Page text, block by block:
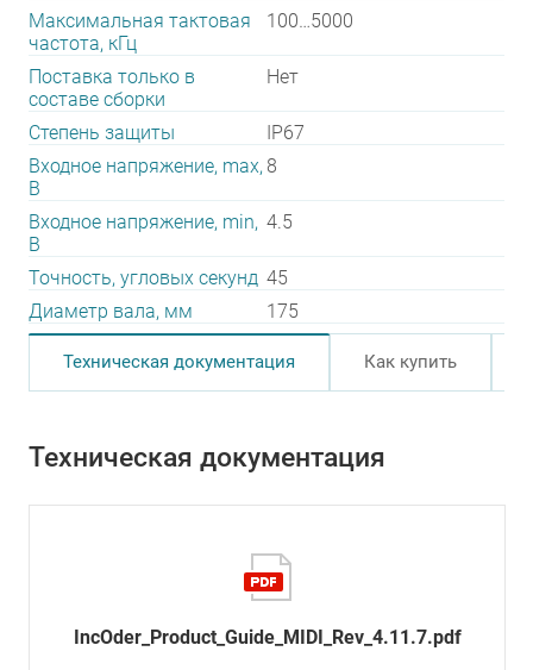
Максимальная тактовая
частота, кГц
100…5000
Поставка только в
составе сборки
Нет
Степень защиты
IP67
Входное напряжение, max,
В
8
Входное напряжение, min,
В
4.5
Точность, угловых секунд 45
Диаметр вала, мм
175
Техническая документация Как купить
Техническая документация
IncOder_Product_Guide_MIDI_Rev_4.11.7.pdf